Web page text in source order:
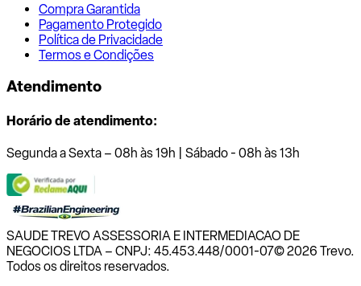
Compra Garantida
Pagamento Protegido
Política de Privacidade
Termos e Condições
Atendimento
Horário de atendimento:
Segunda a Sexta – 08h às 19h | Sábado - 08h às 13h
SAUDE TREVO ASSESSORIA E INTERMEDIACAO DE
NEGOCIOS LTDA – CNPJ: 45.453.448/0001-07© 2026 Trevo.
Todos os direitos reservados.